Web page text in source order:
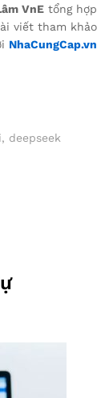
VnE tổng hợp
viết tham khảo
NhaCungCap.vn
, deepseek